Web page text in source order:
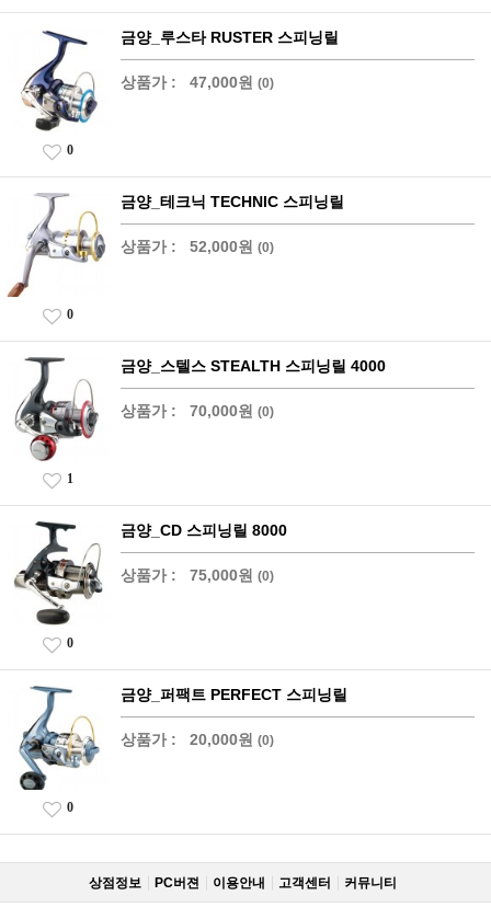
금양_루스타 RUSTER 스피닝릴
상품가 : 47,000원 (0)
0
금양_테크닉 TECHNIC 스피닝릴
상품가 : 52,000원 (0)
0
금양_스텔스 STEALTH 스피닝릴 4000
상품가 : 70,000원 (0)
1
금양_CD 스피닝릴 8000
상품가 : 75,000원 (0)
0
금양_퍼팩트 PERFECT 스피닝릴
상품가 : 20,000원 (0)
0
상점정보 PC버젼 이용안내 고객센터 커뮤니티